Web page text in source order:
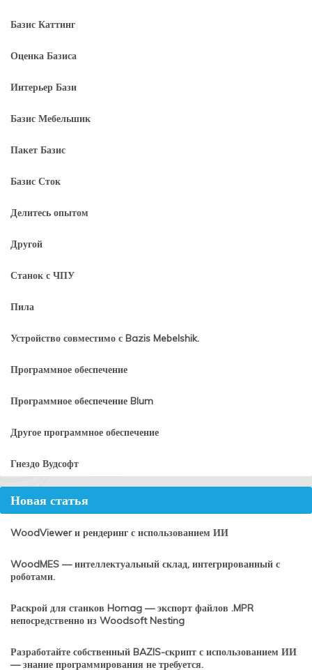
Базис Каттинг
Оценка Базиса
Интерьер Бази
Базис Мебельшик
Пакет Базис
Базис Сток
Делитесь опытом
Другой
Станок с ЧПУ
Пила
Устройство совместимо с Bazis Mebelshik.
Программное обеспечение
Программное обеспечение Blum
Другое программное обеспечение
Гнездо Вудсофт
Новая статья
WoodViewer и рендеринг с использованием ИИ
WoodMES — интеллектуальный склад, интегрированный с
роботами.
Раскрой для станков Homag — экспорт файлов .MPR
непосредственно из Woodsoft Nesting
Разработайте собственный BAZIS-скрипт с использованием ИИ
— знание программирования не требуется.